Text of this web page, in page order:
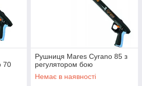
70
Рушниця Mares Cyrano 85 з
регулятором бою
Немає в наявності